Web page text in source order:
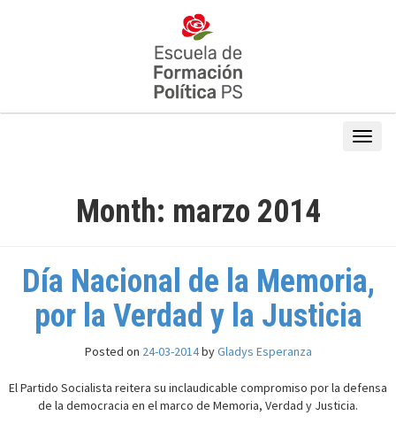
Month: marzo 2014
Día Nacional de la Memoria,
por la Verdad y la Justicia
Posted on 24-03-2014byGladys Esperanza
El Partido Socialista reitera su inclaudicable compromiso por la defensa
de la democracia en el marco de Memoria, Verdad y Justicia.